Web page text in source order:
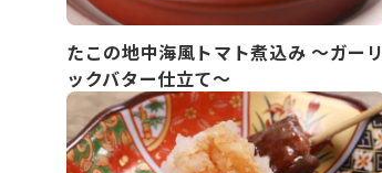
たこの地中海風トマト煮込み ～ガーリ
ックバター仕立て～